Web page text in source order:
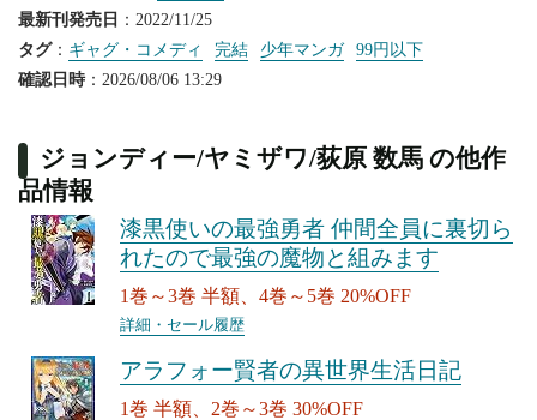
最新刊発売日 ：2022/11/25
タグ： ギャグ・コメディ 完結 少年マンガ
99円以下
確認日時：2026/08/06 13:29
ジョンディー/ヤミザワ/荻原 数馬 の他作
品情報
漆黒使いの最強勇者 仲間全員に裏切ら
れたので最強の魔物と組みます
1巻～3巻 半額、4巻～5巻 20%OFF
詳細・セール履歴
アラフォー賢者の異世界生活日記
1巻 半額、2巻～3巻 30%OFF